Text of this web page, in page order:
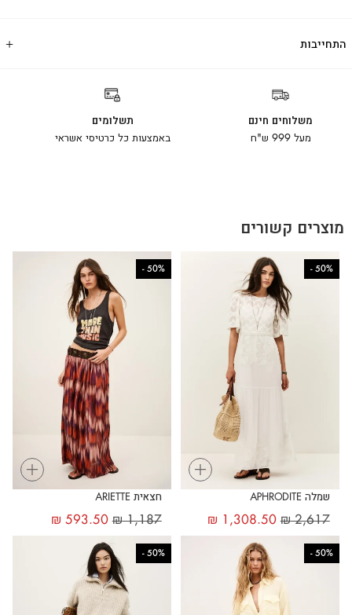
התחייבות
משלוחים חינם
מעל 999 ש"ח
תשלומים
באמצעות כל כרטיסי אשראי
מוצרים קשורים
+
50%
-
שמלה APHRODITE
₪2,617
₪ 1,308.50
+
50%
-
חצאית ARIETTE
₪1,187
₪ 593.50
50%
-
50%
-